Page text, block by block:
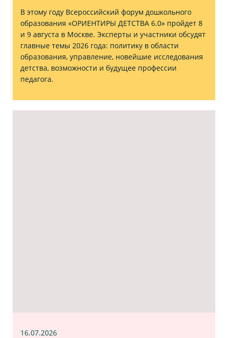
В этому году Всероссийский форум дошкольного
образования «ОРИЕНТИРЫ ДЕТСТВА 6.0» пройдет 8
и 9 августа в Москве. Эксперты и участники обсудят
главные темы 2026 года: политику в области
образования, управление, новейшие исследования
детства, возможности и будущее профессии
педагога.
16.07.2026